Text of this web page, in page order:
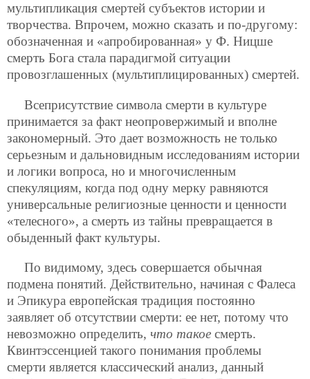
мультипликация смертей субъектов истории и
творчества. Впрочем, можно сказать и по-другому:
обозначенная и «апробированная» у Ф. Ницше
смерть Бога стала парадигмой ситуации
провозглашенных (мультиплицированных) смертей.
Всеприсутствие символа смерти в культуре
принимается за факт неопровержимый и вполне
закономерный. Это дает возможность не только
серьезным и дальновидным исследованиям истории
и логики вопроса, но и многочисленным
спекуляциям, когда под одну мерку равняются
универсальные религиозные ценности и ценности
«телесного», а смерть из тайны превращается в
обыденный факт культуры.
По видимому, здесь совершается обычная
подмена понятий. Действительно, начиная с Фалеса
и Эпикура европейская традиция постоянно
заявляет об отсутствии смерти: ее нет, потому что
невозможно определить, что такое смерть.
Квинтэссенцией такого понимания проблемы
смерти является классический анализ, данный